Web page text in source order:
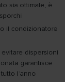
sia ottimale, è
il condizionatore
dispersioni
garantisce
l'anno